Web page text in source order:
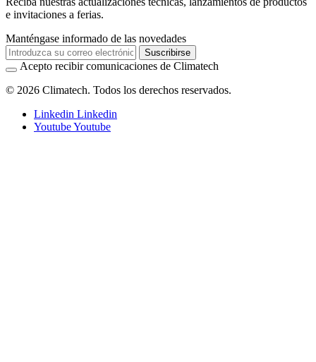
e invitaciones a ferias.
Manténgase informado de las novedades
Suscribirse
Acepto recibir comunicaciones de Climatech
© 2026 Climatech. Todos los derechos reservados.
Linkedin Linkedin
YoutubeYoutube